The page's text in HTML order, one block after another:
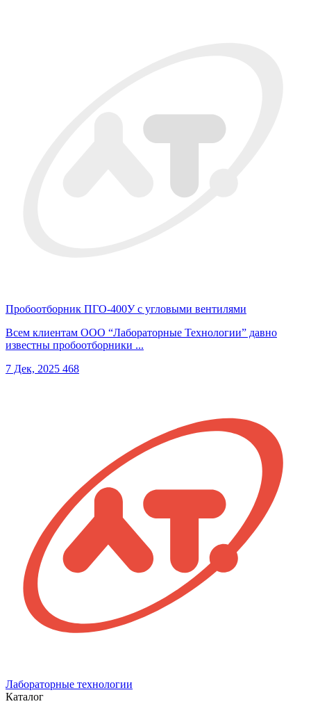
Пробоотборник ПГО-400У с угловыми вентилями
Всем клиентам ООО “Лабораторные Технологии” давно
известны пробоотборники ...
7 Дек, 2025 468
Лабораторные технологии
Каталог